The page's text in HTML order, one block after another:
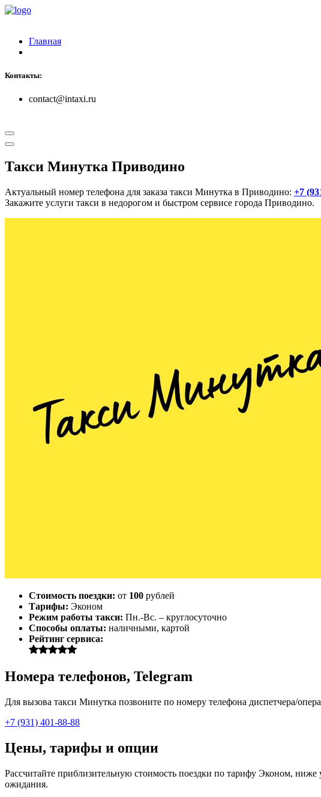
Главная
Контакты:
contact@intaxi.ru
Такси Минутка Приводино
Актуальный номер телефона для заказа такси Минутка в Приводино: +7
Закажите услуги такси в недорогом и быстром сервисе города Приводино.
Стоимость поездки: от 100 рублей
Тарифы: Эконом
Режим работы такси: Пн.-Вс. – круглосуточно
Способы оплаты: наличными, картой
Рейтинг сервиса:
Номера телефонов, Telegram
Для вызова такси Минутка позвоните по номеру телефона диспетчера/
+7 (931) 401-88-88
Цены, тарифы и опции
Рассчитайте приблизительную стоимость поездки по тарифу Эконом,
ожидания.